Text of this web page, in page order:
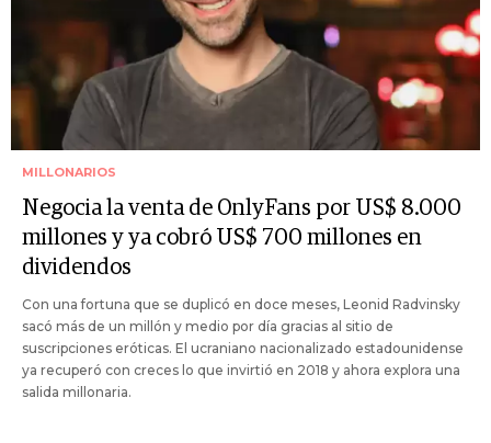
MILLONARIOS
Negocia la venta de OnlyFans por US$ 8.000
millones y ya cobró US$ 700 millones en
dividendos
Con una fortuna que se duplicó en doce meses, Leonid Radvinsky
sacó más de un millón y medio por día gracias al sitio de
suscripciones eróticas. El ucraniano nacionalizado estadounidense
ya recuperó con creces lo que invirtió en 2018 y ahora explora una
salida millonaria.